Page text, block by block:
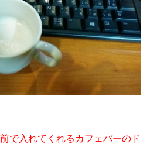
で入れてくれるカフェバーのド